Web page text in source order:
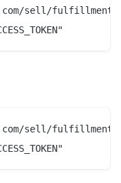
sell/fulfillment/
sell/fulfillment/